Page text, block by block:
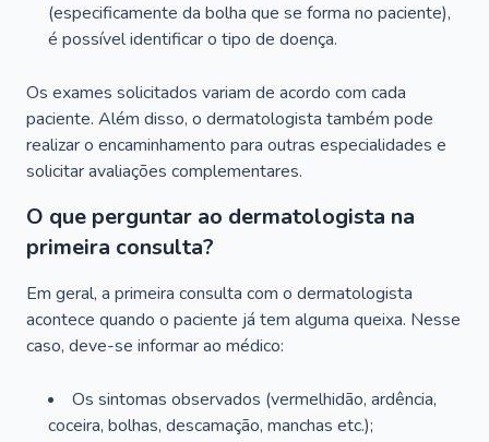
(especificamente da bolha que se forma no paciente),
é possível identificar o tipo de doença.
Os exames solicitados variam de acordo com cada
paciente. Além disso, o dermatologista também pode
realizar o encaminhamento para outras especialidades e
solicitar avaliações complementares.
O que perguntar ao dermatologista na
primeira consulta?
Em geral, a primeira consulta com o dermatologista
acontece quando o paciente já tem alguma queixa. Nesse
caso, deve-se informar ao médico:
Os sintomas observados (vermelhidão, ardência,
coceira, bolhas, descamação, manchas etc.);